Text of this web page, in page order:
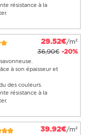
résistance à la
29.52€/m²
36,90€ -20%
à son épaisseur et
des couleurs.
résistance à la
39.92€/m²